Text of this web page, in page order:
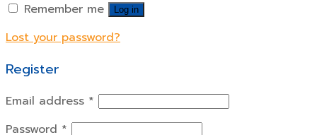
Remember me
Log in
Lost your password?
Register
Email address *
Password *